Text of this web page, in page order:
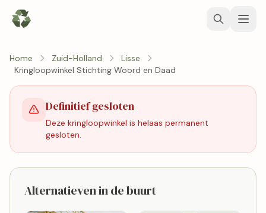
Home Zuid-Holland
Lisse
Kringloopwinkel Stichting Woord en Daad
Definitief gesloten
Deze kringloopwinkel is helaas permanent
gesloten.
Alternatieven in de buurt